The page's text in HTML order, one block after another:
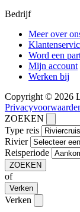
Bedrijf
Meer over
Word een
Mijn account
Werken bij
Copyright © 2026
ZOEKEN
Type reis
Rivier
Reisperiode
ZOEKEN
of
Verken
Verken